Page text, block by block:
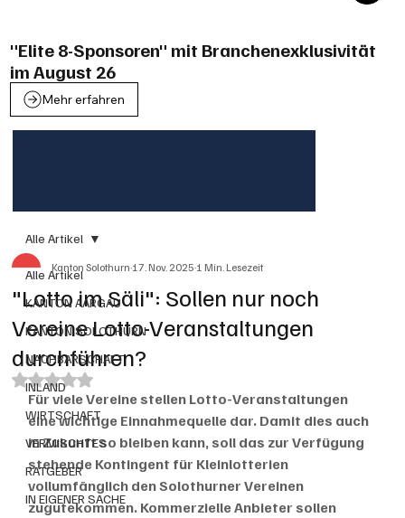
"Elite 8-Sponsoren" mit Branchenexklusivität
im August 26
Mehr erfahren
Alle Artikel
KANTON AARGAU
KANTON SOLOTHURN
NACHBARSCHAFT
INLAND
WIRTSCHAFT
VERMISCHTES
RATGEBER
IN EIGENER SACHE
Alle Artikel
"Lotto im Säli": Sollen nur noch
Vereine Lotto-Veranstaltungen
durchführen?
Kanton Solothurn17. Nov. 20251 Min. Lesezeit
Mit NaN von 5 Sternen bewertet.
Für viele Vereine stellen Lotto-Veranstaltungen
eine wichtige Einnahmequelle dar. Damit dies auch
in Zukunft so bleiben kann, soll das zur Verfügung
stehende Kontingent für Kleinlotterien
vollumfänglich den Solothurner Vereinen
zugutekommen. Kommerzielle Anbieter sollen